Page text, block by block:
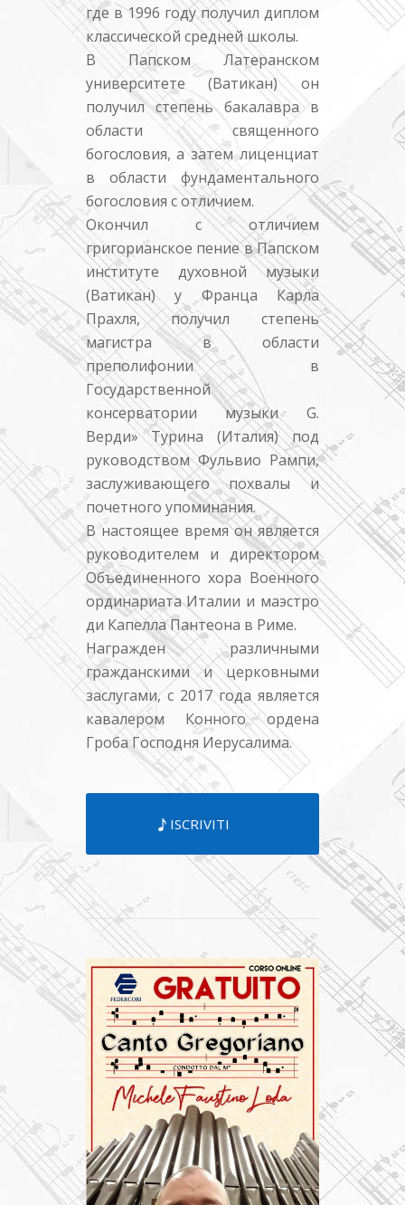
где в 1996 году получил диплом
классической средней школы.
В Папском Латеранском
университете (Ватикан) он
получил степень бакалавра в
области священного
богословия, а затем лиценциат
в области фундаментального
богословия с отличием.
Окончил с отличием
григорианское пение в Папском
институте духовной музыки
(Ватикан) у Франца Карла
Прахля, получил степень
магистра в области
преполифонии в
Государственной
консерватории музыки G.
Верди» Турина (Италия) под
руководством Фульвио Рампи,
заслуживающего похвалы и
почетного упоминания.
В настоящее время он является
руководителем и директором
Объединенного хора Военного
ординариата Италии и маэстро
ди Капелла Пантеона в Риме.
Награжден различными
гражданскими и церковными
заслугами, с 2017 года является
кавалером Конного ордена
Гроба Господня Иерусалима.
ISCRIVITI